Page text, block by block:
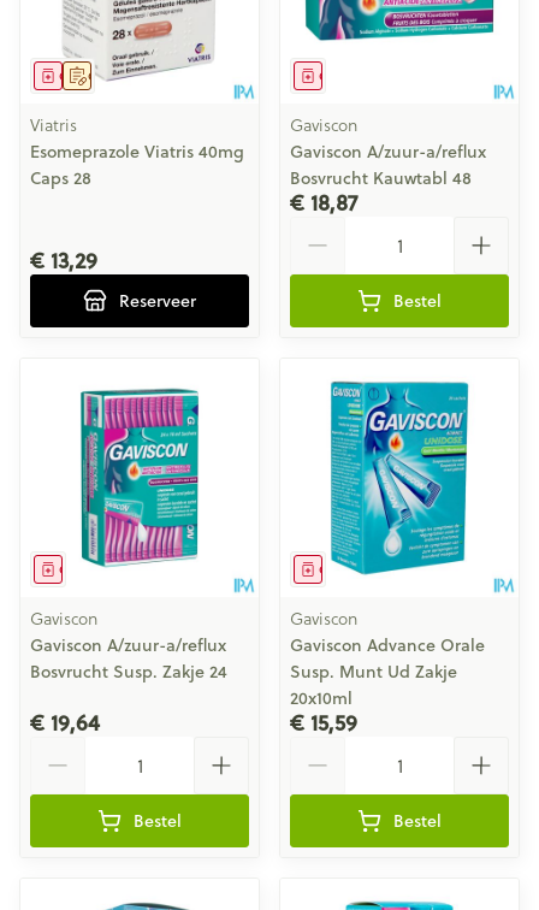
Op voorschrift
Geneesmiddel
Viatris
Esomeprazole Viatris 40mg
Caps 28
€ 13,29
Reserveer
Geneesmiddel
Gaviscon
Gaviscon A/zuur-a/reflux
Bosvrucht Kauwtabl 48
€ 18,87
Bestel
Geneesmiddel
Gaviscon
Gaviscon A/zuur-a/reflux
Bosvrucht Susp. Zakje 24
€ 19,64
Bestel
Geneesmiddel
Gaviscon
Gaviscon Advance Orale
Susp. Munt Ud Zakje
20x10ml
€ 15,59
Bestel